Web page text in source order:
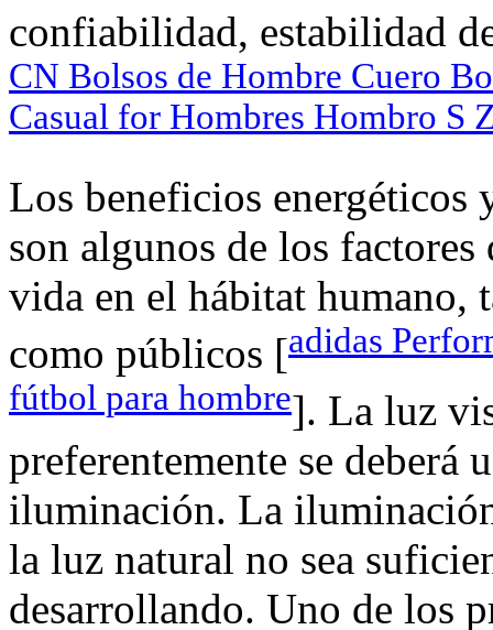
confiabilidad, estabilidad
CN Bolsos de Hombre Cuero
Casual for Hombres Hombro S
Los beneficios
son algunos de los
vida en el hábitat humano,
como públicos [adidas
fútbol para hombre]. La luz
preferentemente se deberá
iluminación. La
la luz natural no sea
desarrollando. Uno de los